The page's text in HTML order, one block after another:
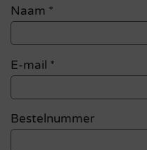
Naam *
E-mail *
Bestelnummer